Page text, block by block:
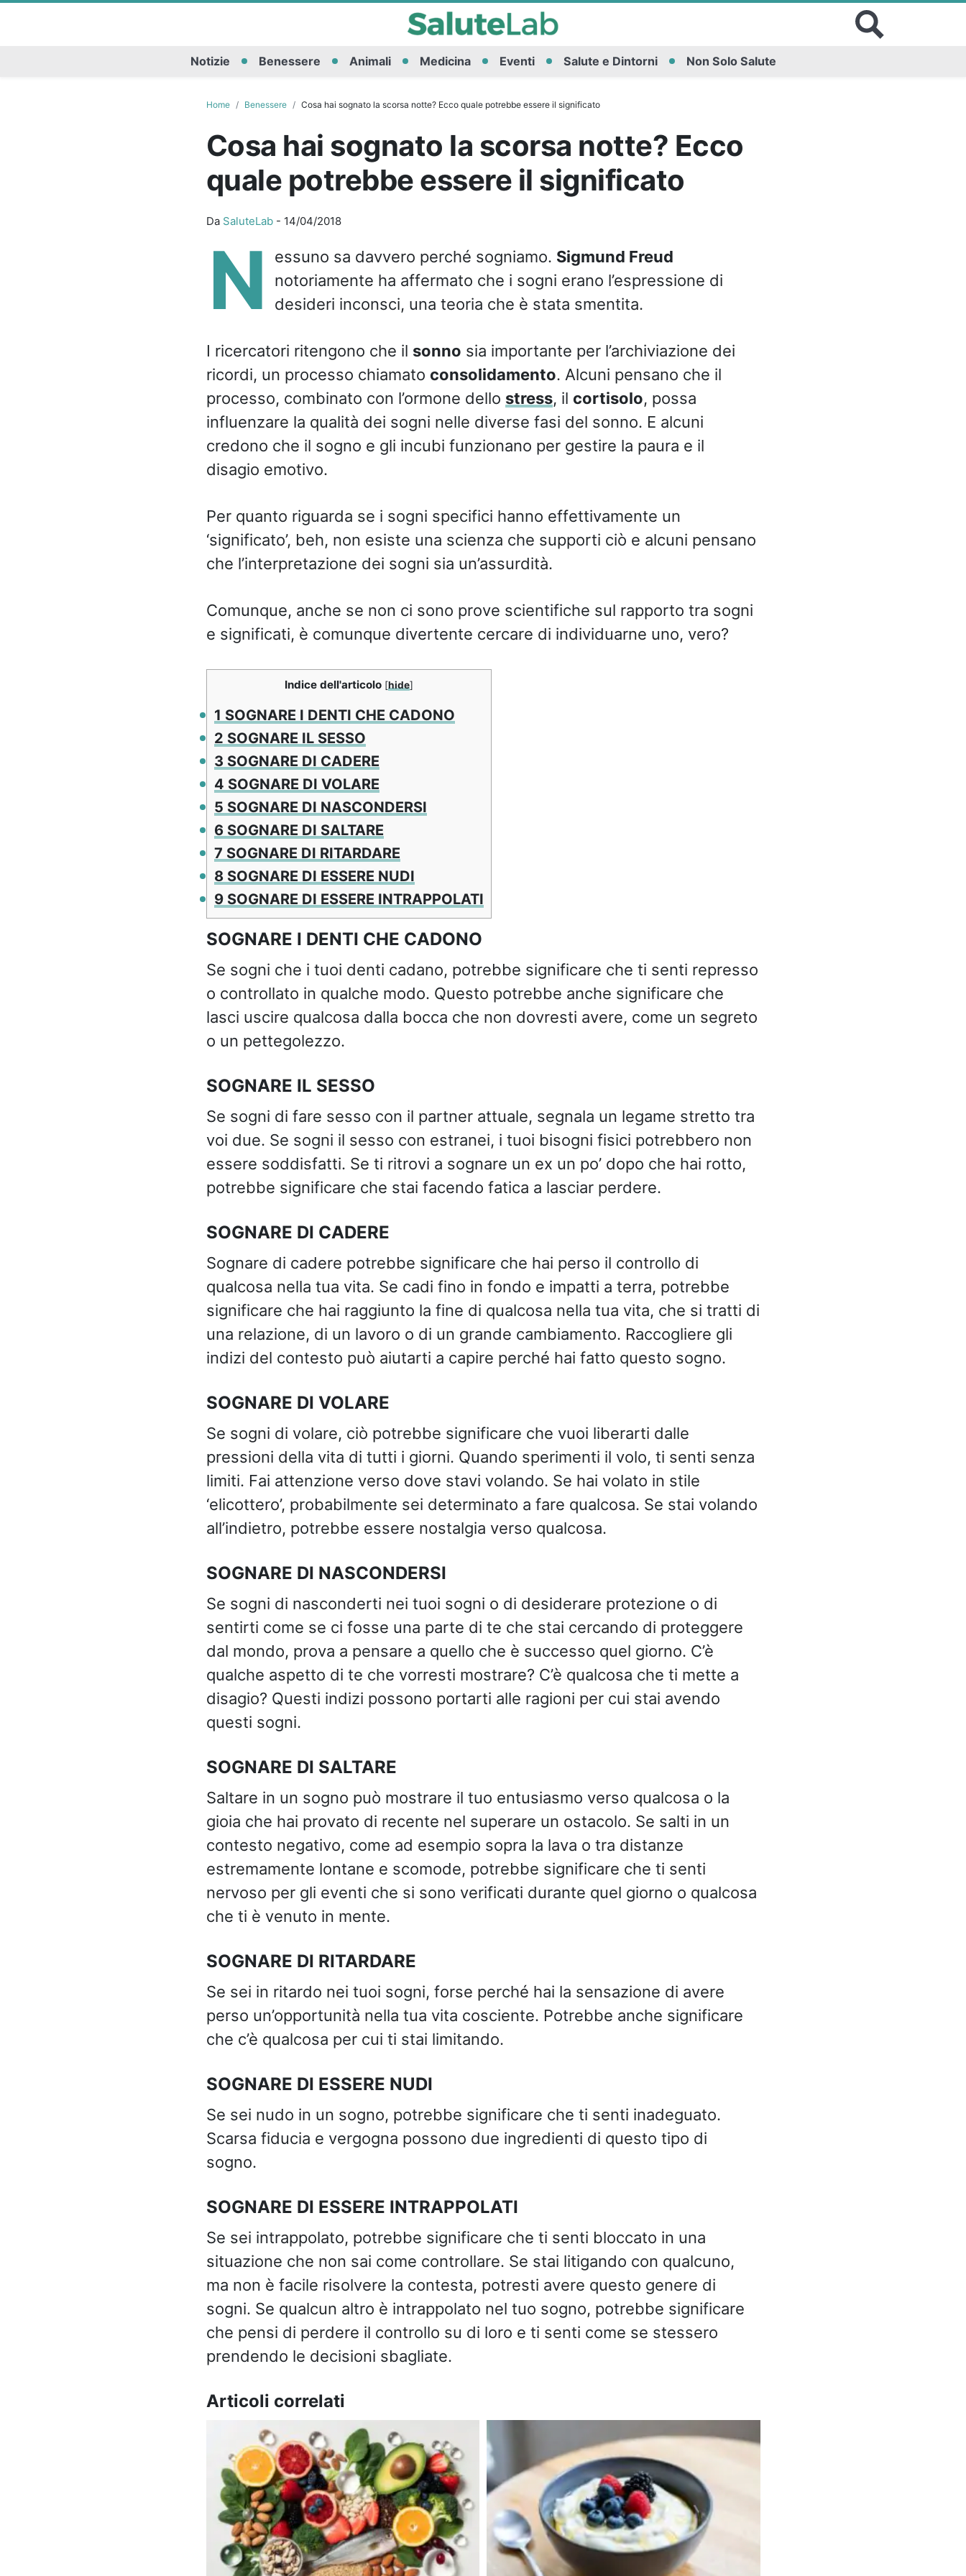
Notizie Benessere Animali Medicina Eventi Salute e Dintorni Non Solo Salute
Home Benessere Cosa hai sognato la scorsa notte? Ecco quale potrebbe essere il significato
Cosa hai sognato la scorsa notte? Ecco
quale potrebbe essere il significato
Da SaluteLab- 14/04/2018
N essuno sa davvero perché sogniamo. Sigmund Freud
notoriamente ha affermato che i sogni erano l’espressione di
desideri inconsci, una teoria che è stata smentita.
I ricercatori ritengono che il sonno sia importante per l’archiviazione dei
ricordi, un processo chiamato consolidamento. Alcuni pensano che il
processo, combinato con l’ormone dello stress, il cortisolo, possa
influenzare la qualità dei sogni nelle diverse fasi del sonno. E alcuni
credono che il sogno e gli incubi funzionano per gestire la paura e il
disagio emotivo.
Per quanto riguarda se i sogni specifici hanno effettivamente un
‘significato’, beh, non esiste una scienza che supporti ciò e alcuni pensano
che l’interpretazione dei sogni sia un’assurdità.
Comunque, anche se non ci sono prove scientifiche sul rapporto tra sogni
e significati, è comunque divertente cercare di individuarne uno, vero?
Indice dell'articolo [hide]
1 SOGNARE I DENTI CHE CADONO
2 SOGNARE IL SESSO
3 SOGNARE DI CADERE
4 SOGNARE DI VOLARE
5 SOGNARE DI NASCONDERSI
6SOGNARE DI SALTARE
7 SOGNARE DI RITARDARE
8SOGNARE DI ESSERE NUDI
9SOGNARE DI ESSERE INTRAPPOLATI
SOGNARE I DENTI CHE CADONO
Se sogni che i tuoi denti cadano, potrebbe significare che ti senti represso
o controllato in qualche modo. Questo potrebbe anche significare che
lasci uscire qualcosa dalla bocca che non dovresti avere, come un segreto
o un pettegolezzo.
SOGNARE IL SESSO
Se sogni di fare sesso con il partner attuale, segnala un legame stretto tra
voi due. Se sogni il sesso con estranei, i tuoi bisogni fisici potrebbero non
essere soddisfatti. Se ti ritrovi a sognare un ex un po’ dopo che hai rotto,
potrebbe significare che stai facendo fatica a lasciar perdere.
SOGNARE DI CADERE
Sognare di cadere potrebbe significare che hai perso il controllo di
qualcosa nella tua vita. Se cadi fino in fondo e impatti a terra, potrebbe
significare che hai raggiunto la fine di qualcosa nella tua vita, che si tratti di
una relazione, di un lavoro o di un grande cambiamento. Raccogliere gli
indizi del contesto può aiutarti a capire perché hai fatto questo sogno.
SOGNARE DI VOLARE
Se sogni di volare, ciò potrebbe significare che vuoi liberarti dalle
pressioni della vita di tutti i giorni. Quando sperimenti il ​​volo, ti senti senza
limiti. Fai attenzione verso dove stavi volando. Se hai volato in stile
‘elicottero’, probabilmente sei determinato a fare qualcosa. Se stai volando
all’indietro, potrebbe essere nostalgia verso qualcosa.
SOGNARE DI NASCONDERSI
Se sogni di nasconderti nei tuoi sogni o di desiderare protezione o di
sentirti come se ci fosse una parte di te che stai cercando di proteggere
dal mondo, prova a pensare a quello che è successo quel giorno. C’è
qualche aspetto di te che vorresti mostrare? C’è qualcosa che ti mette a
disagio? Questi indizi possono portarti alle ragioni per cui stai avendo
questi sogni.
SOGNARE DI SALTARE
Saltare in un sogno può mostrare il tuo entusiasmo verso qualcosa o la
gioia che hai provato di recente nel superare un ostacolo. Se salti in un
contesto negativo, come ad esempio sopra la lava o tra distanze
estremamente lontane e scomode, potrebbe significare che ti senti
nervoso per gli eventi che si sono verificati durante quel giorno o qualcosa
che ti è venuto in mente.
SOGNARE DI RITARDARE
Se sei in ritardo nei tuoi sogni, forse perché hai la sensazione di avere
perso un’opportunità nella tua vita cosciente. Potrebbe anche significare
che c’è qualcosa per cui ti stai limitando.
SOGNARE DI ESSERE NUDI
Se sei nudo in un sogno, potrebbe significare che ti senti inadeguato.
Scarsa fiducia e vergogna possono due ingredienti di questo tipo di
sogno.
SOGNARE DI ESSERE INTRAPPOLATI
Se sei intrappolato, potrebbe significare che ti senti bloccato in una
situazione che non sai come controllare. Se stai litigando con qualcuno,
ma non è facile risolvere la contesta, potresti avere questo genere di
sogni. Se qualcun altro è intrappolato nel tuo sogno, potrebbe significare
che pensi di perdere il controllo su di loro e ti senti come se stessero
prendendo le decisioni sbagliate.
Articoli correlati